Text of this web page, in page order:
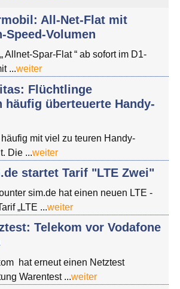
All-Net-Flat mit
Speed-Volumen
Allnet-Spar-Flat “ ab sofort im D1-
...weiter
Flüchtlinge
häufig überteuerte Handy-
mit viel zu teuren Handy-
Die ...weiter
startet Tarif "LTE Zwei"
sim.de hat einen neuen LTE -
„LTE ...weiter
Telekom vor Vodafone
hat erneut einen Netztest
Warentest ...weiter